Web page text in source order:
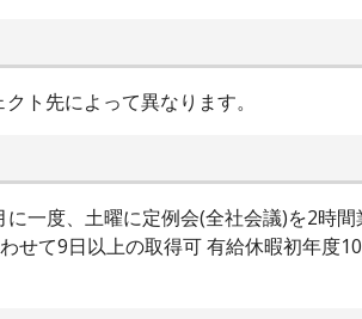
ト先によって異なります。
一度、土曜に定例会(全社会議)を2時
せて9日以上の取得可 有給休暇初年度